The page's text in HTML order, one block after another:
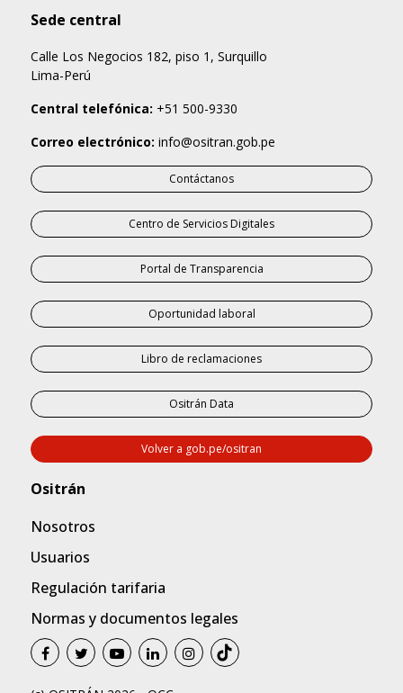
Sede central
Calle Los Negocios 182, piso 1, Surquillo
Lima-Perú
Central telefónica: +51 500-9330
Correo electrónico: info@ositran.gob.pe
Contáctanos
Centro de Servicios Digitales
Portal de Transparencia
Oportunidad laboral
Libro de reclamaciones
Ositrán Data
Volver a gob.pe/ositran
Nosotros
Usuarios
Regulación tarifaria
Normas y documentos legales